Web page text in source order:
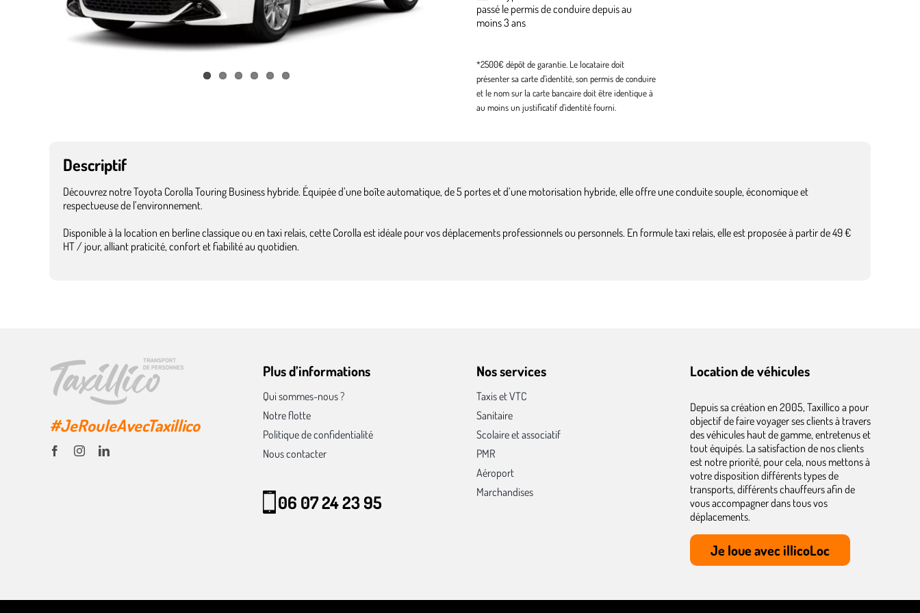
passé le permis de conduire depuis au
moins 3 ans
*2500€ dépôt de garantie. Le locataire doit
présenter sa carte d’identité, son permis de conduire
et le nom sur la carte bancaire doit être identique à
au moins un justificatif d’identité fourni.
Descriptif
Découvrez notre Toyota Corolla Touring Business hybride. Équipée d’une boîte automatique, de 5 portes et d’une motorisation hybride, elle offre une conduite souple, économique et
respectueuse de l’environnement.
Disponible à la location en berline classique ou en taxi relais, cette Corolla est idéale pour vos déplacements professionnels ou personnels. En formule taxi relais, elle est proposée à partir de 49 €
HT / jour, alliant praticité, confort et fiabilité au quotidien.
#JeRouleAvecTaxillico
Plus d’informations
Qui sommes-nous ?
Notre flotte
Politique de confidentialité
Nous contacter
06 07 24 23 95
Nos services
Taxis et VTC
Sanitaire
Scolaire et associatif
PMR
Aéroport
Marchandises
Location de véhicules
Depuis sa création en 2005, Taxillico a pour
objectif de faire voyager ses clients à travers
des véhicules haut de gamme, entretenus et
tout équipés. La satisfaction de nos clients
est notre priorité, pour cela, nous mettons à
votre disposition différents types de
transports, différents chauffeurs afin de
vous accompagner dans tous vos
déplacements.
Je loue avec illicoLoc